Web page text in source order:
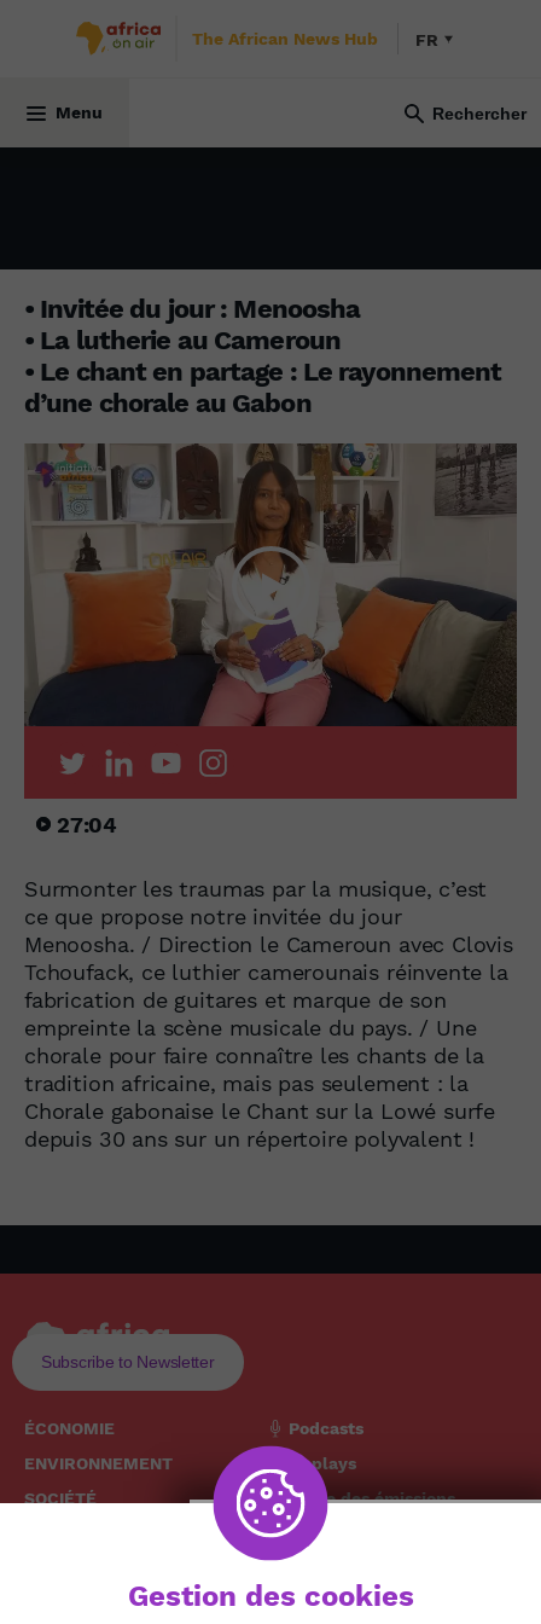
The African News Hub FR
Menu
• Invitée du jour : Menoosha
• La lutherie au Cameroun
• Le chant en partage : Le rayonnement
d’une chorale au Gabon
27:04
Surmonter les traumas par la musique, c’est
ce que propose notre invitée du jour
Menoosha. / Direction le Cameroun avec Clovis
Tchoufack, ce luthier camerounais réinvente la
fabrication de guitares et marque de son
empreinte la scène musicale du pays. / Une
chorale pour faire connaître les chants de la
tradition africaine, mais pas seulement : la
Chorale gabonaise le Chant sur la Lowé surfe
depuis 30 ans sur un répertoire polyvalent !
Subscribe to Newsletter
ÉCONOMIE
ENVIRONNEMENT
SOCIÉTÉ
Podcasts
Replays
Grille des émissions
The African
Gestion des cookies